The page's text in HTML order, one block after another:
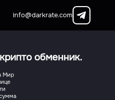
info@darkrate.com
обменник.
Мир